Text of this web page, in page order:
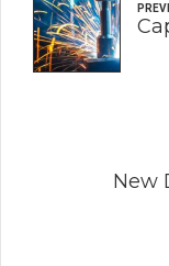
New